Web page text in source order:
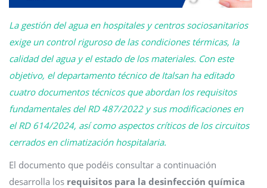
La gestión del agua en hospitales y centros sociosanitarios
exige un control riguroso de las condiciones térmicas, la
calidad del agua y el estado de los materiales. Con este
objetivo, el departamento técnico de Italsan ha editado
cuatro documentos técnicos que abordan los requisitos
fundamentales del RD 487/2022 y sus modificaciones en
el RD 614/2024, así como aspectos críticos de los circuitos
cerrados en climatización hospitalaria.
El documento que podéis consultar a continuación
desarrolla los requisitos para la desinfección química